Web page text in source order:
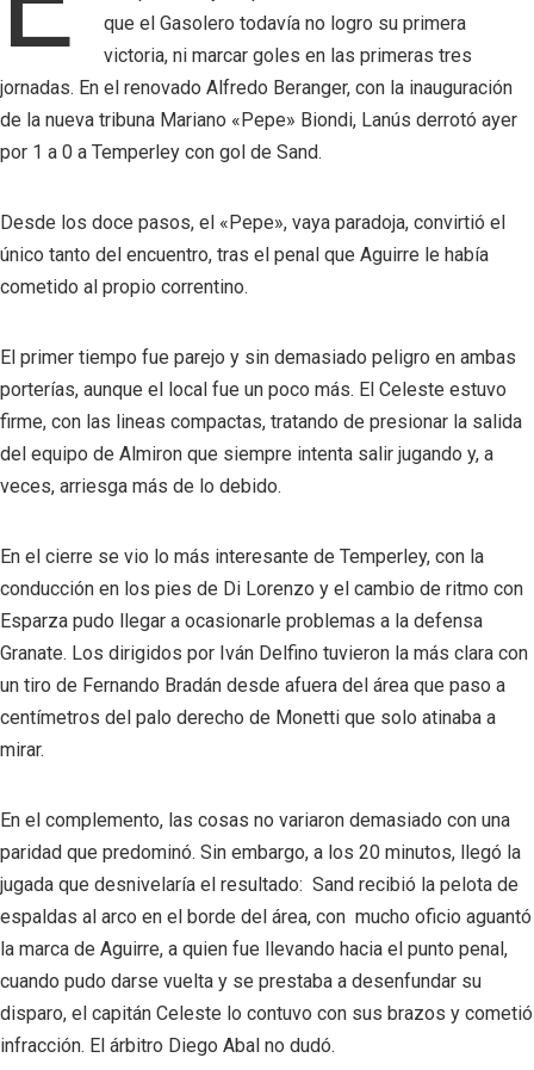
que el Gasolero todavía no logro su primera
victoria, ni marcar goles en las primeras tres
jornadas. En el renovado Alfredo Beranger, con la inauguración
de la nueva tribuna Mariano «Pepe» Biondi, Lanús derrotó ayer
por 1 a 0 a Temperley con gol de Sand.
Desde los doce pasos, el «Pepe», vaya paradoja, convirtió el
único tanto del encuentro, tras el penal que Aguirre le había
cometido al propio correntino.
El primer tiempo fue parejo y sin demasiado peligro en ambas
porterías, aunque el local fue un poco más. El Celeste estuvo
firme, con las lineas compactas, tratando de presionar la salida
del equipo de Almiron que siempre intenta salir jugando y, a
veces, arriesga más de lo debido.
En el cierre se vio lo más interesante de Temperley, con la
conducción en los pies de Di Lorenzo y el cambio de ritmo con
Esparza pudo llegar a ocasionarle problemas a la defensa
Granate. Los dirigidos por Iván Delfino tuvieron la más clara con
un tiro de Fernando Bradán desde afuera del área que paso a
centímetros del palo derecho de Monetti que solo atinaba a
mirar.
En el complemento, las cosas no variaron demasiado con una
paridad que predominó. Sin embargo, a los 20 minutos, llegó la
jugada que desnivelaría el resultado: Sand recibió la pelota de
espaldas al arco en el borde del área, con mucho oficio aguantó
la marca de Aguirre, a quien fue llevando hacia el punto penal,
cuando pudo darse vuelta y se prestaba a desenfundar su
disparo, el capitán Celeste lo contuvo con sus brazos y cometió
infracción. El árbitro Diego Abal no dudó.